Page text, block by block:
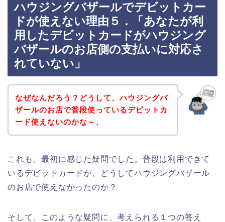
ハウジングバザールでデビットカー
ドが使えない理由５．「あなたが利
用したデビットカードがハウジング
バザールのお店側の支払いに対応さ
れていない」
なぜなんだろう？どうして、ハウジングバ
ザールのお店で普段使っているデビットカ
ード使えないのかな～、
これも、最初に感じた疑問でした。普段は利用できて
いるデビットカードが、どうしてハウジングバザール
のお店で使えなかったのか？
そして、このような疑問に、考えられる１つの答え